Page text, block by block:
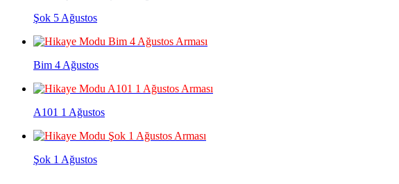
Şok 5 Ağustos
Bim 4 Ağustos
A101 1 Ağustos
Şok 1 Ağustos